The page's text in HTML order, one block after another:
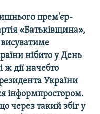
прем'єр-
«Батьківщина»,
висуватиме
нібито у День
ж дії начебто
України
інформпростором.
через такий збіг у